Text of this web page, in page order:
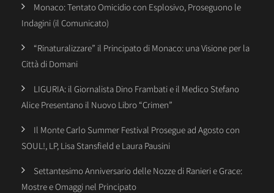
Monaco: Tentato Omicidio con Esplosivo, Proseguono le
Indagini (il Comunicato)
“Rinaturalizzare” il Principato di Monaco: una Visione per la
Città di Domani
LIGURIA: il Giornalista Dino Frambati e il Medico Stefano
Alice Presentano il Nuovo Libro “Crimen”
Il Monte Carlo Summer Festival Prosegue ad Agosto con
SOUL!, LP, Lisa Stansfield e Laura Pausini
Settantesimo Anniversario delle Nozze di Ranieri e Grace:
Mostre e Omaggi nel Principato